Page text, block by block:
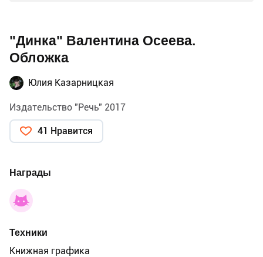
"Динка" Валентина Осеева.
Обложка
Юлия Казарницкая
Издательство "Речь" 2017
41 Нравится
Награды
Техники
Книжная графика